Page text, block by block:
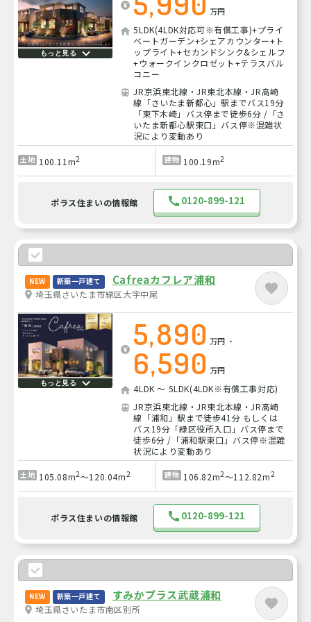
もっと見る
万円
5LDK(4LDK対応可※有償工事)+プライ
ベートガーデン+シェアカウンター+ト
ップライト+セカンドシンク&シェルフ
+ウォークインクロゼット+テラスバル
コニー
JR京浜東北線・JR東北本線・JR高崎
線「さいたま新都心」駅までバス19分
「東下木崎」バス停まで徒歩6分 /「さ
いたま新都心駅東口」バス停※混雑状
況により変動あり
土地 100.11m2 建物 100.19m2
ポラス住まいの情報館 0120-899-121
NEW 新築一戸建て Cafreaカフレア浦和
埼玉県さいたま市緑区大字中尾
もっと見る
5,890 万円 ・
6,590 万円
4LDK ～ 5LDK(4LDK※有償工事対応)
JR京浜東北線・JR東北本線・JR高崎
線「浦和」駅まで徒歩41分 もしくは
バス19分「緑区役所入口」バス停まで
徒歩6分 /「浦和駅東口」バス停※混雑
状況により変動あり
土地 105.08m2～120.04m2 建物 106.82m2～112.82m2
ポラス住まいの情報館 0120-899-121
NEW 新築一戸建て すみかプラス武蔵浦和
埼玉県さいたま市南区別所